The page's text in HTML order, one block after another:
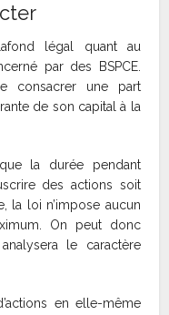
légal quant au
par des BSPCE.
consacrer une part
de son capital à la
la durée pendant
des actions soit
la loi n’impose aucun
On peut donc
le caractère
en elle-même